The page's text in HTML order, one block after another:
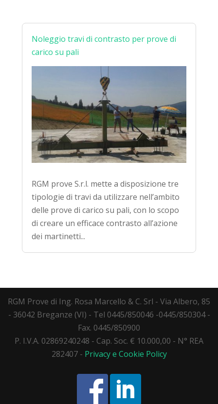
Noleggio travi di contrasto per prove di
carico su pali
RGM prove S.r.l. mette a disposizione tre
tipologie di travi da utilizzare nell’ambito
delle prove di carico su pali, con lo scopo
di creare un efficace contrasto all’azione
dei martinetti...
RGM Prove di Ing. Rosa Marcello & C. Srl - Via Albero, 85
- 36042 Breganze (VI) - Tel 0445/850046 -0445/850304 -
Fax. 0445/850900
P. I.V.A. 02869240248 - Cap. Soc. € 10.000,00 - N° REA
282407 - Privacy e Cookie Policy